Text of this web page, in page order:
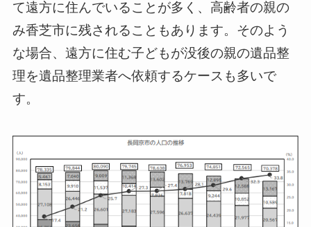
て遠方に住んでいることが多く、高齢者の親の
み香芝市に残されることもあります。そのよう
な場合、遠方に住む子どもが没後の親の遺品整
理を遺品整理業者へ依頼するケースも多いで
す。